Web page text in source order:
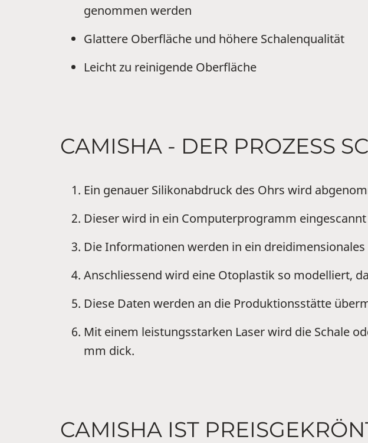
genommen werden
Glattere Oberfläche und höhere Schalenqualität
Leicht zu reinigende Oberfläche
CAMISHA - DER PROZESS
Ein genauer Silikonabdruck des Ohrs wird
Dieser wird in ein Computerprogramm eingescannt
Die Informationen werden in ein
Anschliessend wird eine Otoplastik so modelliert,
Diese Daten werden an die Produktionsstätte
Mit einem leistungsstarken Laser wird die Schale
mm dick.
CAMISHA IST